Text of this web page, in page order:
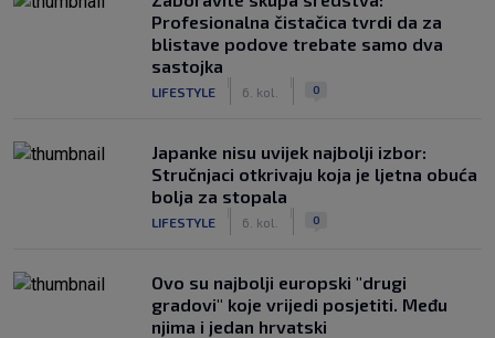
Profesionalna čistačica tvrdi da za
blistave podove trebate samo dva
sastojka
LIFESTYLE 6. kol. 0
Japanke nisu uvijek najbolji izbor:
Stručnjaci otkrivaju koja je ljetna obuća
bolja za stopala
LIFESTYLE 6. kol. 0
Ovo su najbolji europski "drugi
gradovi" koje vrijedi posjetiti. Među
njima i jedan hrvatski